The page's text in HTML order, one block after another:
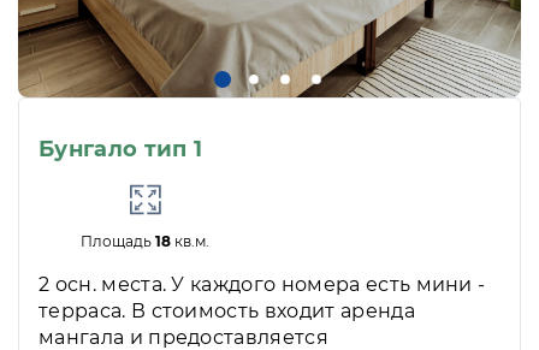
Бунгало тип 1
Площадь18 кв.м.
2 осн. места. У каждого номера есть мини -
терраса. В стоимость входит аренда
мангала и предоставляется